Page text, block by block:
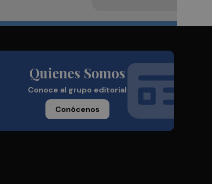
Quienes Somos
Conoce al grupo editorial
Conócenos